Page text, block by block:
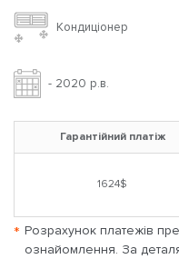
Кондиціонер
- 2020 р.в.
Гарантійний платіж
1624$
* Розрахунок платежів
ознайомлення. За